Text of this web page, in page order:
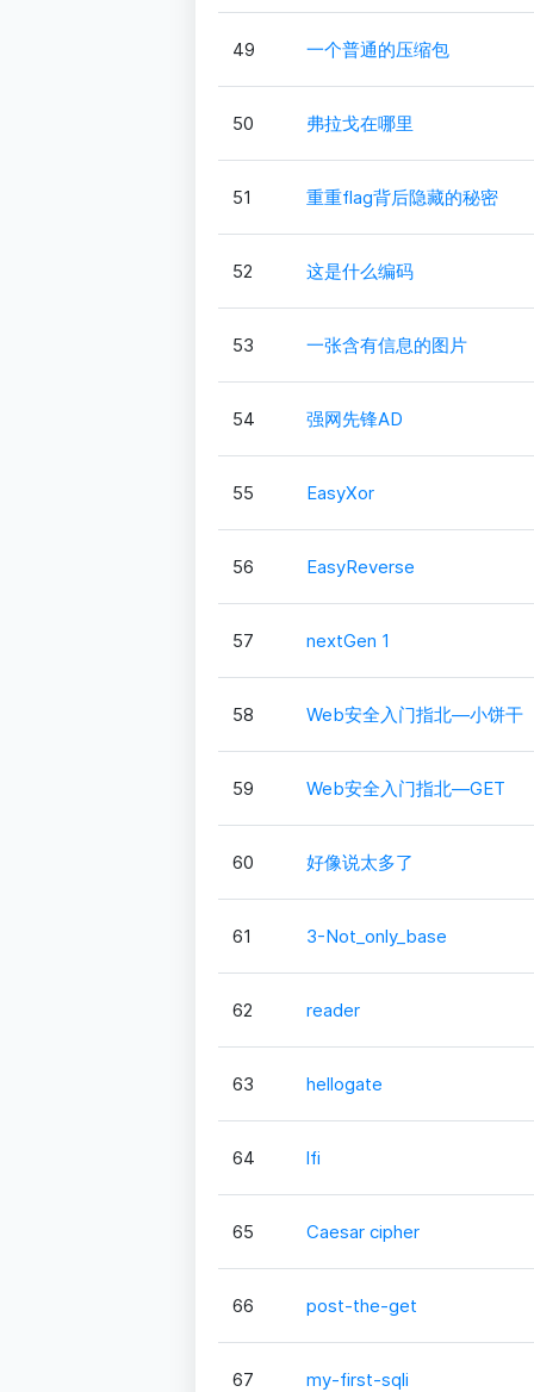
49 一个普通的压缩包
50 弗拉戈在哪里
51 重重flag背后隐藏的秘密
52 这是什么编码
53 一张含有信息的图片
54 强网先锋AD
55 EasyXor
56 EasyReverse
57 nextGen 1
58 Web安全入门指北—小饼干
59 Web安全入门指北—GET
60 好像说太多了
61 3-Not_only_base
62 reader
63 hellogate
64 lfi
65 Caesar cipher
66 post-the-get
67 my-first-sqli